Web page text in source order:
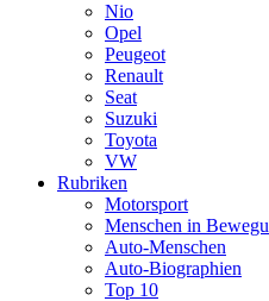
Nio
Opel
Peugeot
Renault
Seat
Suzuki
Toyota
VW
Rubriken
Motorsport
Menschen in
Auto-Menschen
Auto-Biographien
Top 10